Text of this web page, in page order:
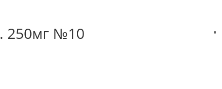
250мг №10